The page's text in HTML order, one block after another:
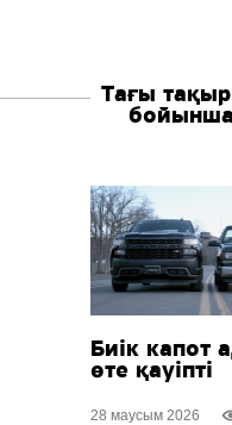
Тағы
бойынша
Биік капот
өте қауіпті
28 маусым 2026